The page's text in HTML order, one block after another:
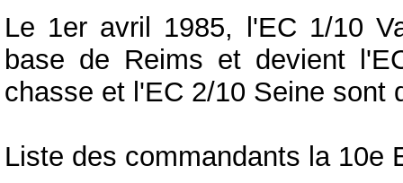
Le 1er avril 1985, l'EC 1/10
base de Reims et devient
chasse et l'EC 2/10 Seine sont
Liste des commandants la 10e